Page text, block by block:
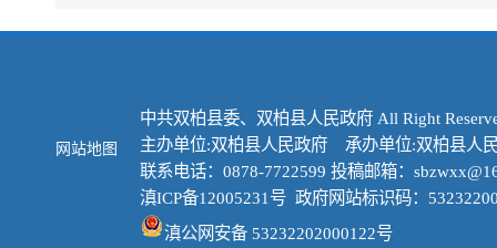
网站地图
中共双柏县委、双柏县人民政府 All Right
主办单位:双柏县人民政府 承办单位:双柏县人
联系电话：0878-7722599 投稿邮箱：
滇ICP备12005231号 政府网站标识码：
滇公网安备 53232202000122号